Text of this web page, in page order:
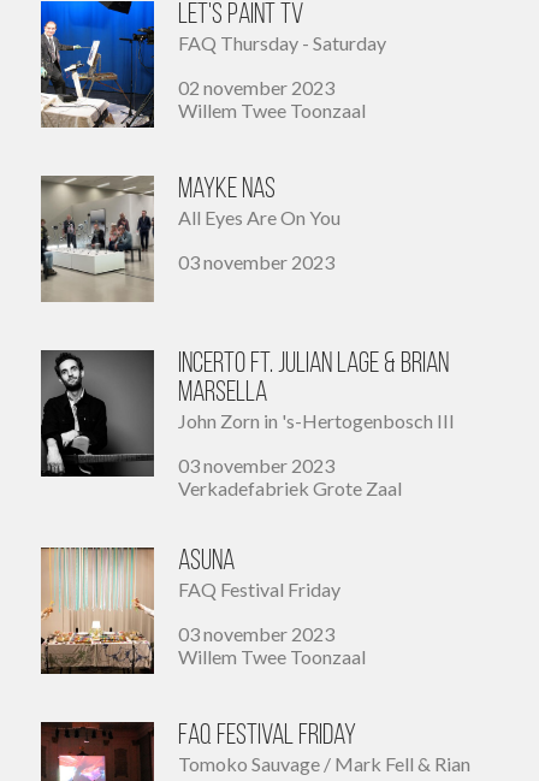
Let's Paint TV
FAQ Thursday - Saturday
02 november 2023
Willem Twee Toonzaal
Mayke Nas
All Eyes Are On You
03 november 2023
Incerto ft. Julian Lage & Brian
Marsella
John Zorn in 's-Hertogenbosch III
03 november 2023
Verkadefabriek Grote Zaal
Asuna
FAQ Festival Friday
03 november 2023
Willem Twee Toonzaal
FAQ Festival Friday
Tomoko Sauvage / Mark Fell & Rian